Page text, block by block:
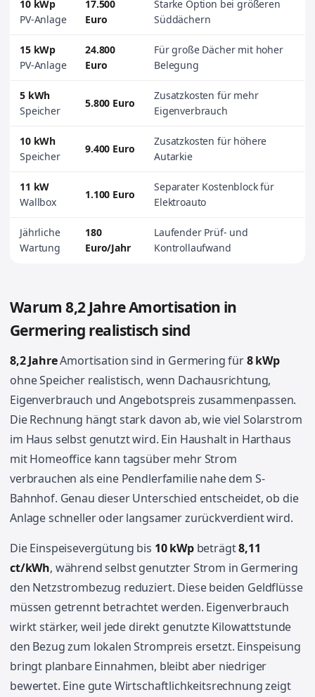
10 kWp
PV-Anlage
17.500
Euro
Starke Option bei größeren
Süddächern
15 kWp
PV-Anlage
24.800
Euro
Für große Dächer mit hoher
Belegung
5 kWh
Speicher
5.800 Euro
Zusatzkosten für mehr
Eigenverbrauch
10 kWh
Speicher
9.400 Euro
Zusatzkosten für höhere
Autarkie
11 kW
Wallbox
1.100 Euro
Separater Kostenblock für
Elektroauto
Jährliche
Wartung
180
Euro/Jahr
Laufender Prüf- und
Kontrollaufwand
Warum 8,2 Jahre Amortisation in
Germering realistisch sind
8,2 JahreAmortisation sind in Germering für8 kWp
ohne Speicher realistisch, wenn Dachausrichtung,
Eigenverbrauch und Angebotspreis zusammenpassen.
Die Rechnung hängt stark davon ab, wie viel Solarstrom
im Haus selbst genutzt wird. Ein Haushalt in Harthaus
mit Homeoffice kann tagsüber mehr Strom
verbrauchen als eine Pendlerfamilie nahe dem S-
Bahnhof. Genau dieser Unterschied entscheidet, ob die
Anlage schneller oder langsamer zurückverdient wird.
Die Einspeisevergütung bis 10 kWpbeträgt8,11
ct/kWh, während selbst genutzter Strom in Germering
den Netzstrombezug reduziert. Diese beiden Geldflüsse
müssen getrennt betrachtet werden. Eigenverbrauch
wirkt stärker, weil jede direkt genutzte Kilowattstunde
den Bezug zum lokalen Strompreis ersetzt. Einspeisung
bringt planbare Einnahmen, bleibt aber niedriger
bewertet. Eine gute Wirtschaftlichkeitsrechnung zeigt